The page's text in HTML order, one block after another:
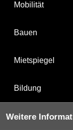
Mobilität
Bauen
Mietspiegel
Bildung
Weitere